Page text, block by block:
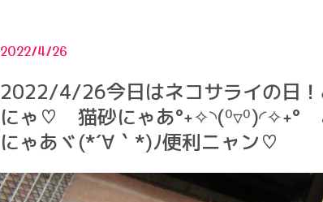
2022/4/26
2022/4/26今日はネコサライの日！
にゃ♡ 猫砂にゃあ°˖✧◝(⁰▿⁰)◜✧˖°
にゃあヾ(*´∀｀*)ﾉ便利ニャン♡